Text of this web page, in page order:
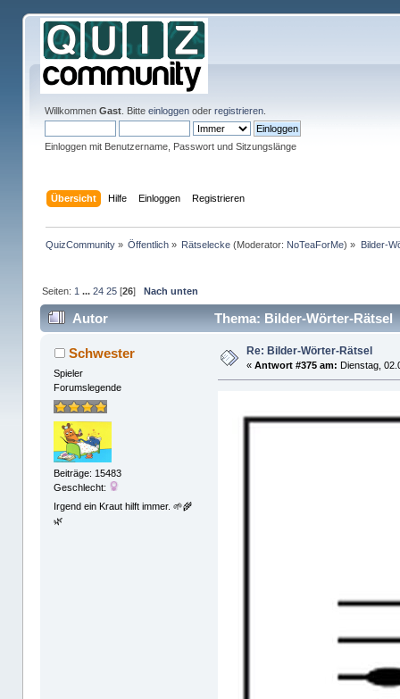
Willkommen Gast. Bitte einloggenoder registrieren.
Einloggen mit Benutzername, Passwort und Sitzungslänge
Übersicht Hilfe Einloggen Registrieren
QuizCommunity» Öffentlich » Rätselecke (Moderator: NoTeaForMe) » Bilder-
Seiten: 1 ... 24 25[26] Nach unten
Autor Thema: Bilder-Wörter-Rätsel
Schwester
Spieler
Forumslegende
Beiträge: 15483
Geschlecht:
Irgend ein Kraut hilft immer. 🌱🌾
🌿
Re: Bilder-Wörter-Rätsel
«Antwort #375 am: Dienstag,